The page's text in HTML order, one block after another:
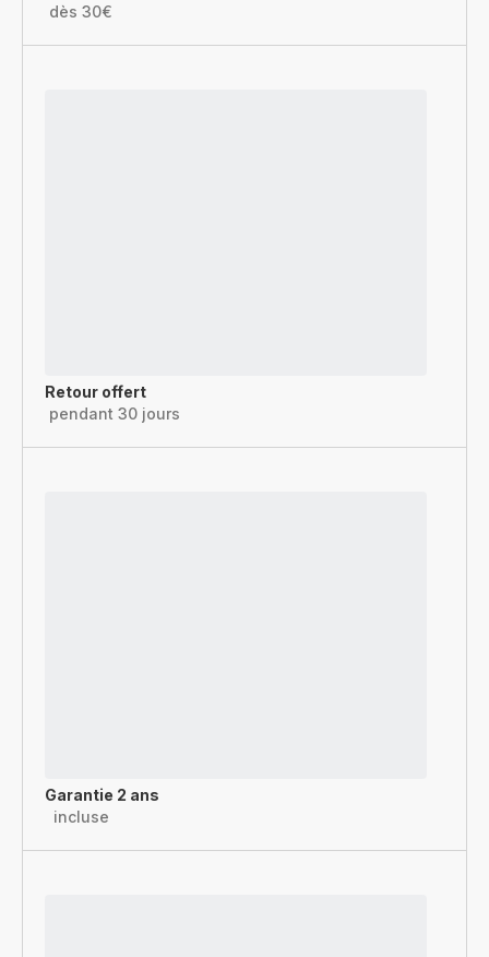
dès 30€
Retour offert
pendant 30 jours
Garantie 2 ans
incluse